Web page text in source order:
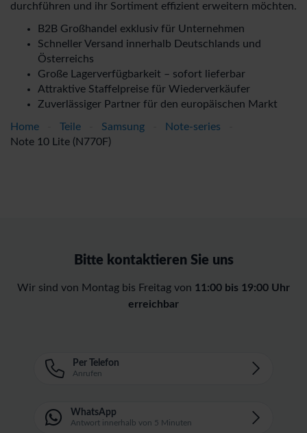
durchführen und ihr Sortiment effizient erweitern möchten.
B2B Großhandel exklusiv für Unternehmen
Schneller Versand innerhalb Deutschlands und
Österreichs
Große Lagerverfügbarkeit – sofort lieferbar
Attraktive Staffelpreise für Wiederverkäufer
Zuverlässiger Partner für den europäischen Markt
Home Teile Samsung Note-series
Note 10 Lite (N770F)
Bitte kontaktieren Sie uns
Wir sind von Montag bis Freitag von 11:00 bis 19:00 Uhr
erreichbar
Per Telefon
Anrufen
WhatsApp
Antwort innerhalb von 5 Minuten